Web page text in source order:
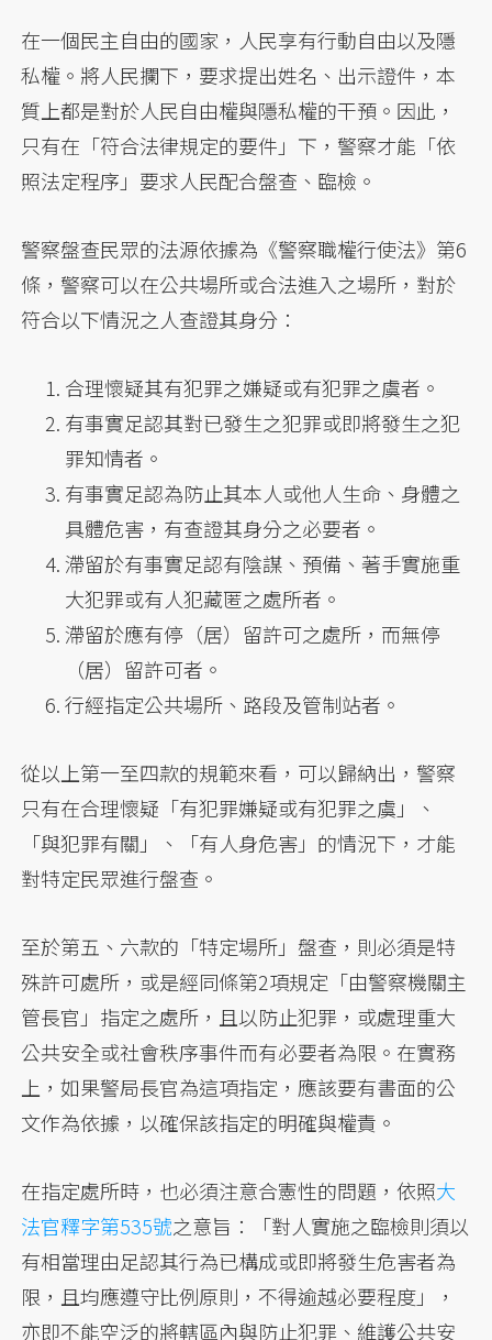
在一個民主自由的國家，人民享有行動自由以及隱
私權。將人民攔下，要求提出姓名、出示證件，本
質上都是對於人民自由權與隱私權的干預。因此，
只有在「符合法律規定的要件」下，警察才能「依
照法定程序」要求人民配合盤查、臨檢。
警察盤查民眾的法源依據為《警察職權行使法》第6
條，警察可以在公共場所或合法進入之場所，對於
符合以下情況之人查證其身分：
合理懷疑其有犯罪之嫌疑或有犯罪之虞者。
有事實足認其對已發生之犯罪或即將發生之犯
罪知情者。
有事實足認為防止其本人或他人生命、身體之
具體危害，有查證其身分之必要者。
滯留於有事實足認有陰謀、預備、著手實施重
大犯罪或有人犯藏匿之處所者。
滯留於應有停（居）留許可之處所，而無停
（居）留許可者。
行經指定公共場所、路段及管制站者。
從以上第一至四款的規範來看，可以歸納出，警察
只有在合理懷疑「有犯罪嫌疑或有犯罪之虞」、
「與犯罪有關」、「有人身危害」的情況下，才能
對特定民眾進行盤查。
至於第五、六款的「特定場所」盤查，則必須是特
殊許可處所，或是經同條第2項規定「由警察機關主
管長官」指定之處所，且以防止犯罪，或處理重大
公共安全或社會秩序事件而有必要者為限。在實務
上，如果警局長官為這項指定，應該要有書面的公
文作為依據，以確保該指定的明確與權責。
在指定處所時，也必須注意合憲性的問題，依照大
法官釋字第535號之意旨：「對人實施之臨檢則須以
有相當理由足認其行為已構成或即將發生危害者為
限，且均應遵守比例原則，不得逾越必要程度」，
亦即不能空泛的將轄區內與防止犯罪、維護公共安